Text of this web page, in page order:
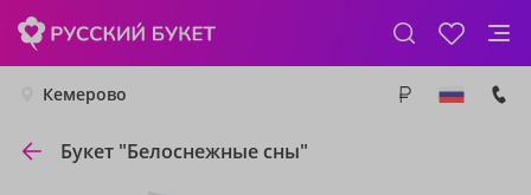
Кемерово
Букет "Белоснежные сны"